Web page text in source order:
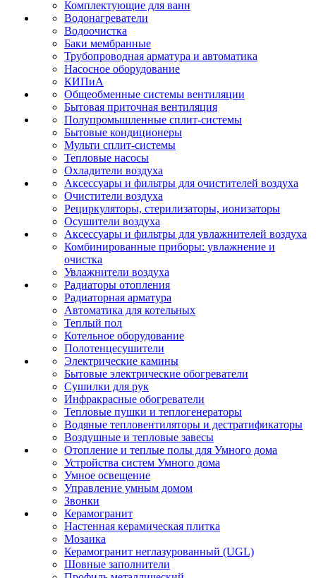
Комплектующие для ванн
Водонагреватели
Водоочистка
Баки мембранные
Трубопроводная арматура и автоматика
Насосное оборудование
КИПиА
Общеобменные системы вентиляции
Бытовая приточная вентиляция
Полупромышленные сплит-системы
Бытовые кондиционеры
Мульти сплит-системы
Тепловые насосы
Охладители воздуха
Аксессуары и фильтры для очистителей воздуха
Очистители воздуха
Рециркуляторы, стерилизаторы, ионизаторы
Осушители воздуха
Аксессуары и фильтры для увлажнителей воздуха
Комбинированные приборы: увлажнение и
очистка
Увлажнители воздуха
Радиаторы отопления
Радиаторная арматура
Автоматика для котельных
Теплый пол
Котельное оборудование
Полотенцесушители
Электрические камины
Бытовые электрические обогреватели
Сушилки для рук
Инфракрасные обогреватели
Тепловые пушки и теплогенераторы
Водяные тепловентиляторы и дестратификаторы
Воздушные и тепловые завесы
Отопление и теплые полы для Умного дома
Устройства систем Умного дома
Умное освещение
Управление умным домом
Звонки
Керамогранит
Настенная керамическая плитка
Мозаика
Керамогранит неглазурованный (UGL)
Шовные заполнители